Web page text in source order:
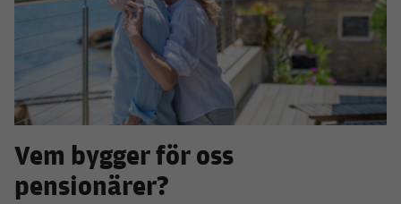
Vem bygger för oss
pensionärer?